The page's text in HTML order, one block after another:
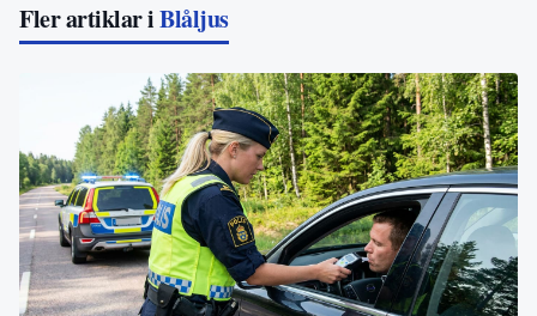
Fler artiklar iBlåljus